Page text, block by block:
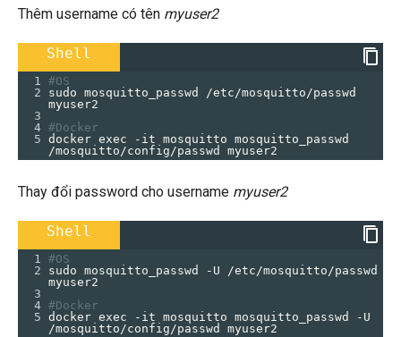
Thêm username có tên myuser2
Shell
1 #OS
2
sudo mosquitto_passwd /etc/mosquitto/passwd
myuser2
3
4 #Docker
5 docker exec -it mosquitto mosquitto_passwd
/mosquitto/config/passwd myuser2
Thay đổi password cho username myuser2
Shell
1 #OS
2
sudo mosquitto_passwd -U /etc/mosquitto/passwd
myuser2
3
4 #Docker
5 docker exec -it mosquitto mosquitto_passwd -U
/mosquitto/config/passwd myuser2